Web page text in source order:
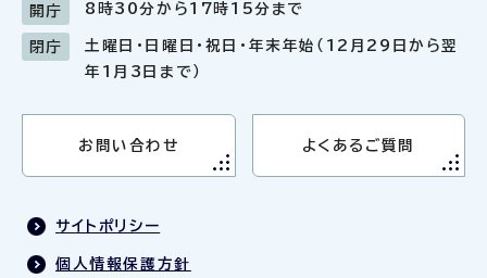
開庁 8時30分から17時15分まで
閉庁
土曜日・日曜日・祝日・年末年始（12月29日から翌
年1月3日まで）
お問い合わせ よくあるご質問
サイトポリシー
個人情報保護方針